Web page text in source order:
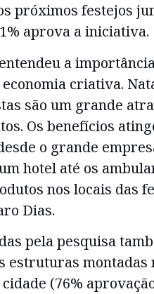
próximos festejos
aprova a iniciativa.
a
criativa.
são um grande
Os benefícios
o grande
hotel até os
nos locais das
Dias.
pela pesquisa
estruturas montadas
(76%